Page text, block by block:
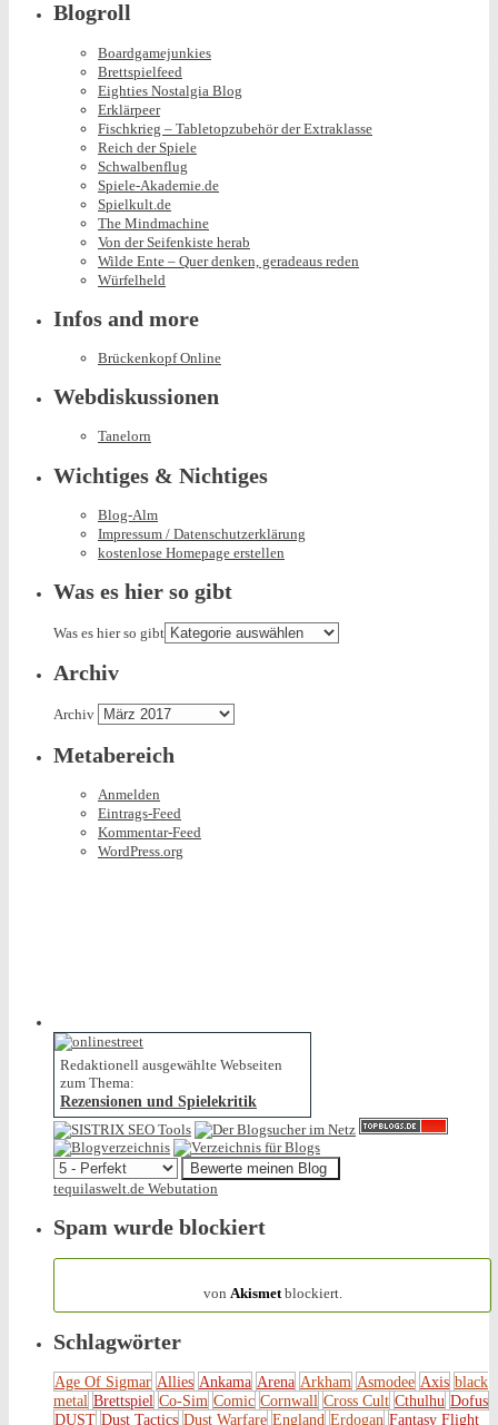
Blogroll
Boardgamejunkies
Brettspielfeed
Eighties Nostalgia Blog
Erklärpeer
Fischkrieg – Tabletopzubehör der Extraklasse
Reich der Spiele
Schwalbenflug
Spiele-Akademie.de
Spielkult.de
The Mindmachine
Von der Seifenkiste herab
Wilde Ente – Quer denken, geradeaus reden
Würfelheld
Infos and more
Brückenkopf Online
Webdiskussionen
Tanelorn
Wichtiges & Nichtiges
Blog-Alm
Impressum / Datenschutzerklärung
kostenlose Homepage erstellen
Was es hier so gibt
Was es hier so gibt
Archiv
Archiv
Metabereich
Anmelden
Eintrags-Feed
Kommentar-Feed
WordPress.org
Redaktionell ausgewählte Webseiten
zum Thema:
Rezensionen und Spielekritik
tequilaswelt.de Webutation
Spam wurde blockiert
von Akismetblockiert.
Schlagwörter
Age Of Sigmar Allies Ankama Arena Arkham Asmodee Axis black
metal Brettspiel Co-Sim Comic Cornwall Cross Cult Cthulhu Dofus
DUST Dust Tactics Dust Warfare England Erdogan Fantasy Flight